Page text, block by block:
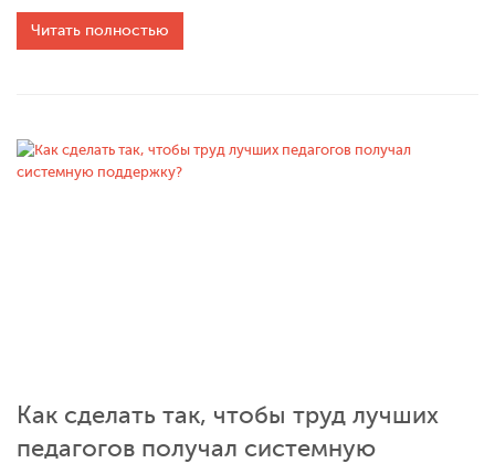
Читать полностью
Как сделать так, чтобы труд лучших
педагогов получал системную